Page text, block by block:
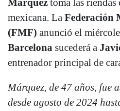
Márquez toma las riendas
mexicana. La Federación
(FMF) anunció el
Barcelona sucederá a
entrenador principal de
Márquez, de 47 años, fue
desde agosto de 2024